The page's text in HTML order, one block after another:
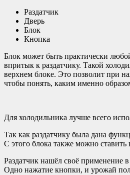
Раздатчик
Дверь
Блок
Кнопка
Блок может быть практически
впритык к раздатчику. Такой
верхнем блоке. Это позволит при
чтобы понять, каким именно
Для холодильника лучше всего
Так как раздатчику была дана
С этого блока также можно ставить
Раздатчик нашёл своё применение
Одно нажатие кнопки, и урожай